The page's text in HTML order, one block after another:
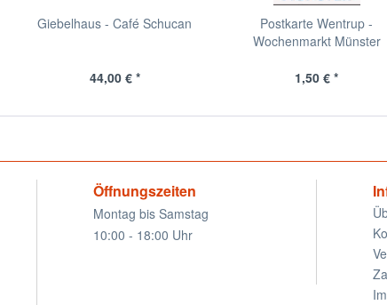
Giebelhaus - Café Schucan
44,00 € *
Postkarte Wentrup -
Wochenmarkt Münster
1,50 € *
Öffnungszeiten
Montag bis Samstag
10:00 - 18:00 Uhr